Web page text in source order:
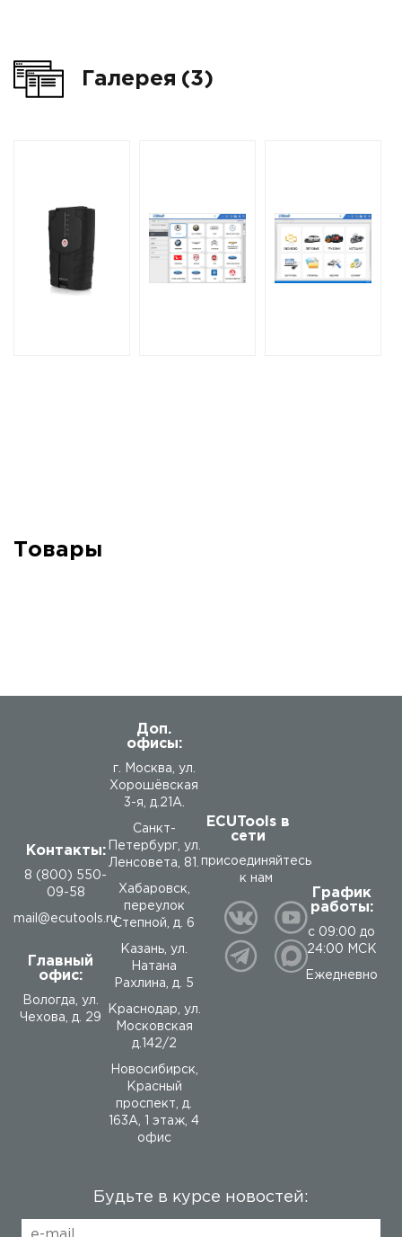
Галерея (3)
Товары
Контакты:
8 (800) 550-
09-58
mail@ecutools.ru
Главный
офис:
Вологда
ул.
Чехова, д. 29
Доп.
офисы:
г. Москва, ул.
Хорошёвская
3-я, д.21А.
Санкт-
Петербург, ул.
Ленсовета, 81.
Хабаровск,
переулок
Степной, д. 6
Казань, ул.
Натана
Рахлина, д. 5
Краснодар, ул.
Московская
д.142/2
Новосибирск,
Красный
проспект, д.
163А, 1 этаж, 4
офис
ECUTools в
сети
присоединяйтесь
к нам
График
работы:
с 09:00 до
24:00 МСК
Ежедневно
Будьте в курсе новостей: